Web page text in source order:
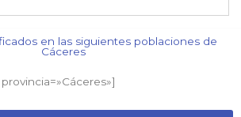
en las siguientes poblaciones de
Cáceres​